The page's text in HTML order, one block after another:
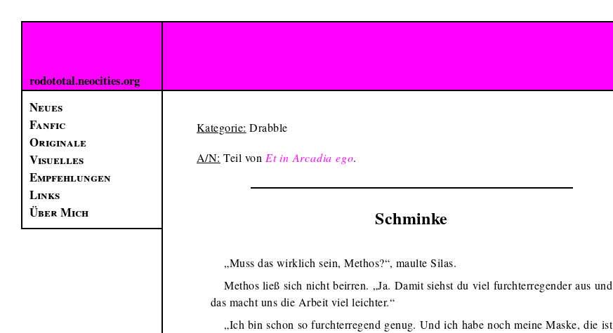
rodototal.neocities.org
Neues
Fanfic
Originale
Visuelles
Empfehlungen
Links
Über Mich
Kategorie: Drabble
A/N: Teil von Et in Arcadia ego.
Schminke
„Muss das wirklich sein, Methos?“, maulte Silas.
Methos ließ sich nicht beirren. „Ja. Damit siehst du viel furchterregender aus und
das macht uns die Arbeit viel leichter.“
„Ich bin schon so furchterregend genug. Und ich habe noch meine Maske, die ist